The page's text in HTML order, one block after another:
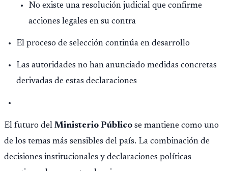
No existe una resolución judicial que confirme
acciones legales en su contra
El proceso de selección continúa en desarrollo
Las autoridades no han anunciado medidas concretas
derivadas de estas declaraciones
El futuro del Ministerio Público se mantiene como uno
de los temas más sensibles del país. La combinación de
decisiones institucionales y declaraciones políticas